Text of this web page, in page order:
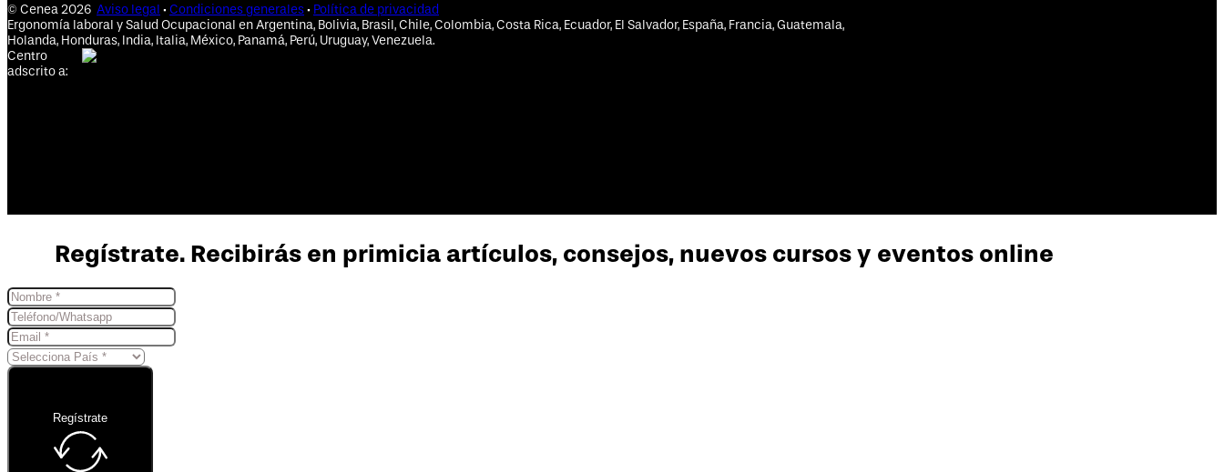
© Cenea 2026 Aviso legal · Condiciones generales· Política de privacidad
Ergonomía laboral y Salud Ocupacional en Argentina, Bolivia, Brasil, Chile, Colombia, Costa Rica, Ecuador, El Salvador, España, Francia, Guatemala,
Holanda, Honduras, India, Italia, México, Panamá, Perú, Uruguay, Venezuela.
Centro
adscrito a:
Regístrate. Recibirás en primicia artículos, consejos, nuevos cursos y eventos online
Regístrate